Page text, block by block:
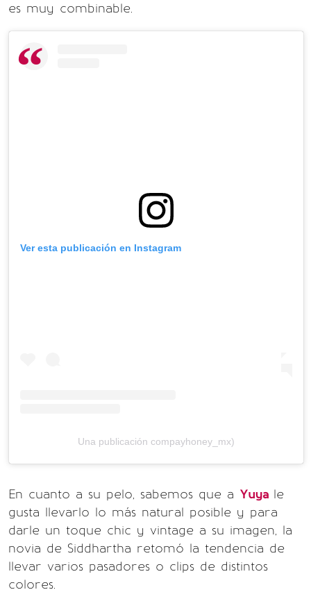
es muy combinable.
Ver esta publicación en Instagram
Una publicación compayhoney_mx)
En cuanto a su pelo, sabemos que a Yuya le
gusta llevarlo lo más natural posible y para
darle un toque chic y vintage a su imagen, la
novia de Siddhartha retomó la tendencia de
llevar varios pasadores o clips de distintos
colores.